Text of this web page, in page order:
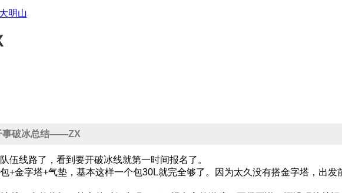
明山
事破冰总结——ZX
线路了，看到要开破冰线就第一时间报名了。
金字塔+气垫，基本这样一个包30L就完全够了。因为太久没有搭金字塔，出发